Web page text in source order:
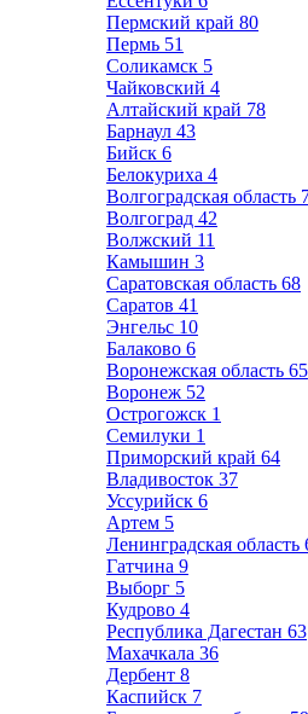
Пермский край 80
Пермь 51
Соликамск 5
Чайковский 4
Алтайский край 78
Барнаул 43
Бийск 6
Белокуриха 4
Волгоградская область
Волгоград 42
Волжский 11
Камышин 3
Саратовская область 68
Саратов 41
Энгельс 10
Балаково 6
Воронежская область 65
Воронеж 52
Острогожск 1
Семилуки 1
Приморский край 64
Владивосток 37
Уссурийск 6
Артем 5
Ленинградская область
Гатчина 9
Выборг 5
Кудрово 4
Республика Дагестан 63
Махачкала 36
Дербент 8
Каспийск 7